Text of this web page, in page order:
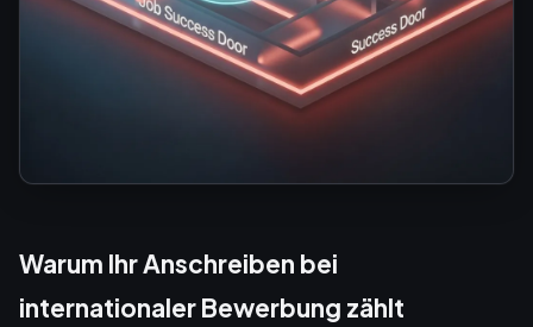
Warum Ihr Anschreiben bei
internationaler Bewerbung zählt